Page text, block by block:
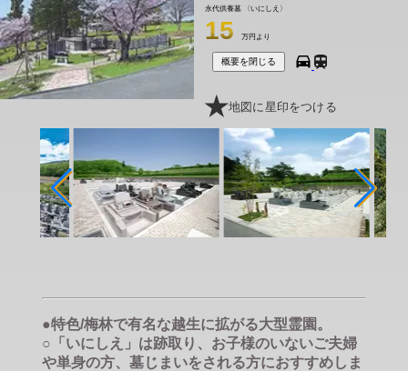
永代供養墓 〈いにしえ〉
15 万円より
概要を閉じる
地図に星印をつける
●特色/梅林で有名な越生に拡がる大型霊園。
○「いにしえ」は跡取り、お子様のいないご夫婦
や単身の方、墓じまいをされる方におすすめしま